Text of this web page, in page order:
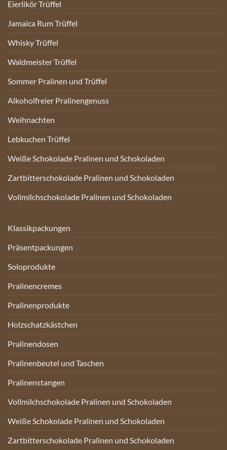
Eierlikör Trüffel
Jamaica Rum Trüffel
Whisky Trüffel
Waldmeister Trüffel
Sommer Pralinen und Trüffel
Alkoholfreier Pralinengenuss
Weihnachten
Lebkuchen Trüffel
Weiße Schokolade Pralinen und Schokoladen
Zartbitterschokolade Pralinen und Schokoladen
Vollmilchschokolade Pralinen und Schokoladen
Klassikpackungen
Präsentpackungen
Soloprodukte
Pralinencremes
Pralinenprodukte
Holzschatzkästchen
Pralinendosen
Pralinenbeutel und Taschen
Pralinenstangen
Vollmilchschokolade Pralinen und Schokoladen
Weiße Schokolade Pralinen und Schokoladen
Zartbitterschokolade Pralinen und Schokoladen